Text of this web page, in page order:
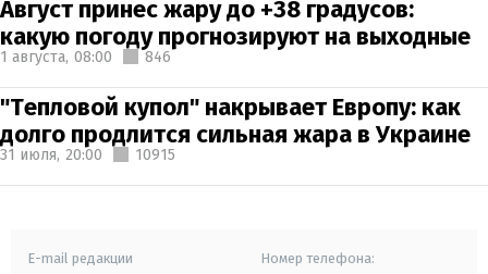
Август принес жару до +38 градусов:
какую погоду прогнозируют на выходные
1 августа, 08:00 846
"Тепловой купол" накрывает Европу: как
долго продлится сильная жара в Украине
31 июля, 20:00 10915
E-mail редакции Номер телефона: